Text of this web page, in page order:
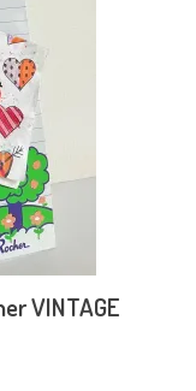
VINTAGE